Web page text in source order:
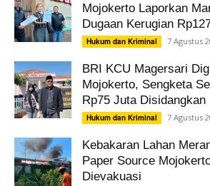
Mojokerto Laporkan
Dugaan Kerugian
Hukum dan Kriminal 7 Agustus
BRI KCU Magersari
Mojokerto, Sengketa
Rp75 Juta Disidangkan
Hukum dan Kriminal 7 Agustus
Kebakaran Lahan
Paper Source
Dievakuasi